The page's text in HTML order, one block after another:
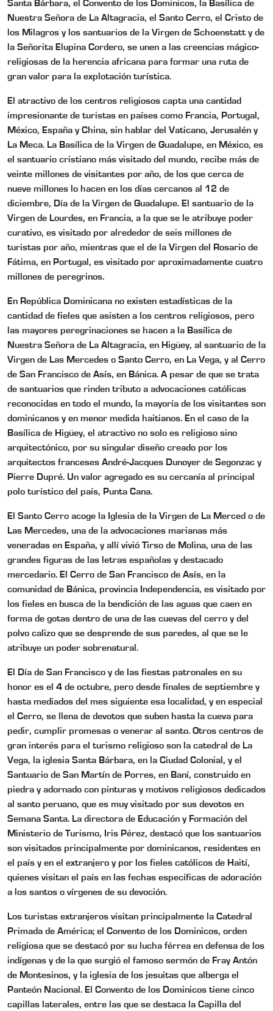
Santa Bárbara, el Convento de los Dominicos, la Basílica de
Nuestra Señora de La Altagracia, el Santo Cerro, el Cristo de
los Milagros y los santuarios de la Virgen de Schoenstatt y de
la Señorita Elupina Cordero, se unen a las creencias mágico-
religiosas de la herencia africana para formar una ruta de
gran valor para la explotación turística.
El atractivo de los centros religiosos capta una cantidad
impresionante de turistas en países como Francia, Portugal,
México, España y China, sin hablar del Vaticano, Jerusalén y
La Meca. La Basílica de la Virgen de Guadalupe, en México, es
el santuario cristiano más visitado del mundo, recibe más de
veinte millones de visitantes por año, de los que cerca de
nueve millones lo hacen en los días cercanos al 12 de
diciembre, Día de la Virgen de Guadalupe. El santuario de la
Virgen de Lourdes, en Francia, a la que se le atribuye poder
curativo, es visitado por alrededor de seis millones de
turistas por año, mientras que el de la Virgen del Rosario de
Fátima, en Portugal, es visitado por aproximadamente cuatro
millones de peregrinos.
En República Dominicana no existen estadísticas de la
cantidad de fieles que asisten a los centros religiosos, pero
las mayores peregrinaciones se hacen a la Basílica de
Nuestra Señora de La Altagracia, en Higüey, al santuario de la
Virgen de Las Mercedes o Santo Cerro, en La Vega, y al Cerro
de San Francisco de Asís, en Bánica. A pesar de que se trata
de santuarios que rinden tributo a advocaciones católicas
reconocidas en todo el mundo, la mayoría de los visitantes son
dominicanos y en menor medida haitianos. En el caso de la
Basílica de Higüey, el atractivo no solo es religioso sino
arquitectónico, por su singular diseño creado por los
arquitectos franceses André-Jacques Dunoyer de Segonzac y
Pierre Dupré. Un valor agregado es su cercanía al principal
polo turístico del país, Punta Cana.
El Santo Cerro acoge la Iglesia de la Virgen de La Merced o de
Las Mercedes, una de la advocaciones marianas más
veneradas en España, y allí vivió Tirso de Molina, una de las
grandes figuras de las letras españolas y destacado
mercedario. El Cerro de San Francisco de Asís, en la
comunidad de Bánica, provincia Independencia, es visitado por
los fieles en busca de la bendición de las aguas que caen en
forma de gotas dentro de una de las cuevas del cerro y del
polvo calizo que se desprende de sus paredes, al que se le
atribuye un poder sobrenatural.
El Día de San Francisco y de las fiestas patronales en su
honor es el 4 de octubre, pero desde finales de septiembre y
hasta mediados del mes siguiente esa localidad, y en especial
el Cerro, se llena de devotos que suben hasta la cueva para
pedir, cumplir promesas o venerar al santo. Otros centros de
gran interés para el turismo religioso son la catedral de La
Vega, la iglesia Santa Bárbara, en la Ciudad Colonial, y el
Santuario de San Martín de Porres, en Baní, construido en
piedra y adornado con pinturas y motivos religiosos dedicados
al santo peruano, que es muy visitado por sus devotos en
Semana Santa. La directora de Educación y Formación del
Ministerio de Turismo, Iris Pérez, destacó que los santuarios
son visitados principalmente por dominicanos, residentes en
el país y en el extranjero y por los fieles católicos de Haití,
quienes visitan el país en las fechas específicas de adoración
a los santos o vírgenes de su devoción.
Los turistas extranjeros visitan principalmente la Catedral
Primada de América; el Convento de los Dominicos, orden
religiosa que se destacó por su lucha férrea en defensa de los
indígenas y de la que surgió el famoso sermón de Fray Antón
de Montesinos, y la iglesia de los jesuitas que alberga el
Panteón Nacional. El Convento de los Dominicos tiene cinco
capillas laterales, entre las que se destaca la Capilla del